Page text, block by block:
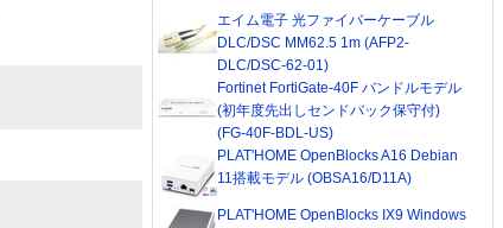
エイム電子 光ファイバーケーブル
DLC/DSC MM62.5 1m (AFP2-
DLC/DSC-62-01)
Fortinet FortiGate-40F バンドルモデル
(初年度先出しセンドバック保守付)
(FG-40F-BDL-US)
PLAT'HOME OpenBlocks A16 Debian
11搭載モデル (OBSA16/D11A)
PLAT'HOME OpenBlocks IX9 Windows